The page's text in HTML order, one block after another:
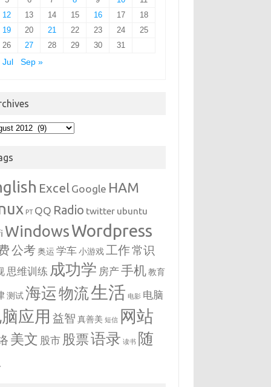
12
13 14 15 16 17
18
19
20 21 22 23 24
25
26
27 28 29 30
31
Jul
Sep »
Excel Google HAM
PT QQ Radio twitter ubuntu
WindowsWordpress
公考 奥运 学车 小游戏 工作常识
思维训练 成功学 房产手机 教育
测试 海运物流生活 电影 电脑
应用 益智 真善美 短信 网站
美文 股市 股票语录 读书 随